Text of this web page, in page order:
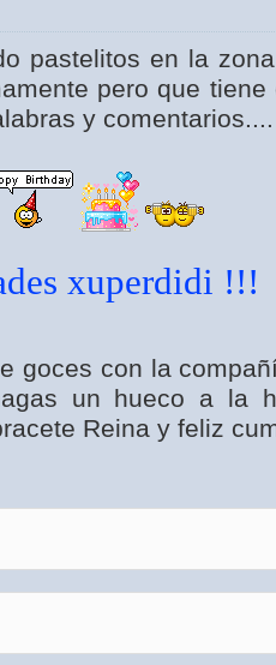
pastelitos en la
pero que
y comentarios....
xuperdidi !!!
goces con la
un hueco a la
Reina y feliz